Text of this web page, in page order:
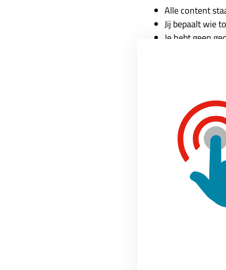
Alle content
Jij bepaalt wie
Je hebt geen
Het enige wat me
van de leercontent,
gecertificeerd voor LTI
mooie toekomst.